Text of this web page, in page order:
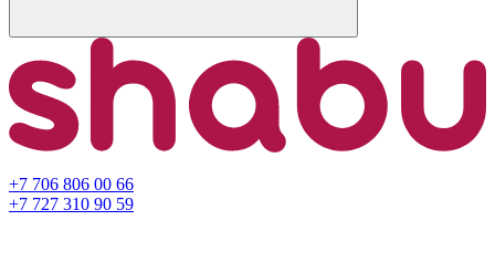
+7 706 806 00 66
+7 727 310 90 59